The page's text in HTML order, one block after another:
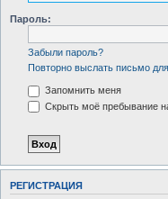
Пароль:
Забыли пароль?
Повторно выслать письмо
Запомнить меня
Скрыть моё пребывание
РЕГИСТРАЦИЯ